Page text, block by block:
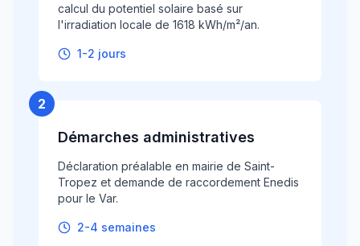
calcul du potentiel solaire basé sur
l'irradiation locale de 1618 kWh/m²/an.
1-2 jours
2
Démarches administratives
Déclaration préalable en mairie de Saint-
Tropez et demande de raccordement Enedis
pour le Var.
2-4 semaines